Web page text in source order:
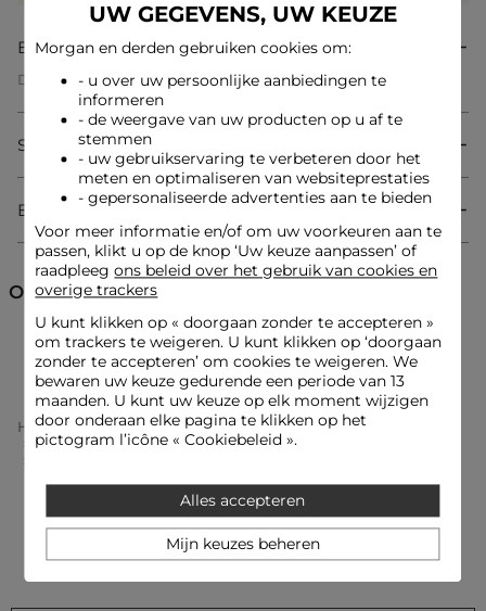
Beschrijving
Deze kanten bh belichaamt een verfijnde en geraffineerde
vrouwelijkheid. De zorgvuldig uitgewerkte details
accentueren het silhouet met elegantie en bieden een
perfecte balans tussen sensualiteit en moderniteit. De fijne
kant voegt een verfijnde afwerking toe aan dit onmisbare stuk
in de vrouwelijke garderobe.
Onderhoudsadvies
Was deze bh uitsluitend met de hand, gebruik lauwwarm
om de kwaliteit te behouden. Vermijd ook de droger en geef
de voorkeur aan natuurlijk drogen op een vlakke ondergrond.
Referentie: 32536311060781007 V2D_261-L107902L
Categorie :Slipjes en kousen vrouw
Kleur :
Slipjes en kousen vrouw ecru
Samenstelling & onderhoud
Bezorging & Retourzending
Ontdek ook
Slipjes en kousen Lingerie
Home Kleding Vrouw
Lingerie Vrouw
Slipjes En Kousen Vrouw
UW GEGEVENS, UW KEUZE
Morgan en derden gebruiken cookies om:
- u over uw persoonlijke aanbiedingen te
informeren
- de weergave van uw producten op u af te
stemmen
- uw gebruikservaring te verbeteren door het
meten en optimaliseren van websiteprestaties
- gepersonaliseerde advertenties aan te bieden
Voor meer informatie en/of om uw voorkeuren aan te
passen, klikt u op de knop ‘Uw keuze aanpassen’ of
raadpleegons beleid over het gebruik van cookies en
overige trackers
U kunt klikken op « doorgaan zonder te accepteren»
om trackers te weigeren. U kunt klikken op ‘doorgaan
zonder te accepteren’ om cookies te weigeren. We
bewaren uw keuze gedurende een periode van 13
maanden. U kunt uw keuze op elk moment wijzigen
door onderaan elke pagina te klikken op het
pictogram l’icône « Cookiebeleid ».
Alles accepteren
Mijn keuzes beheren